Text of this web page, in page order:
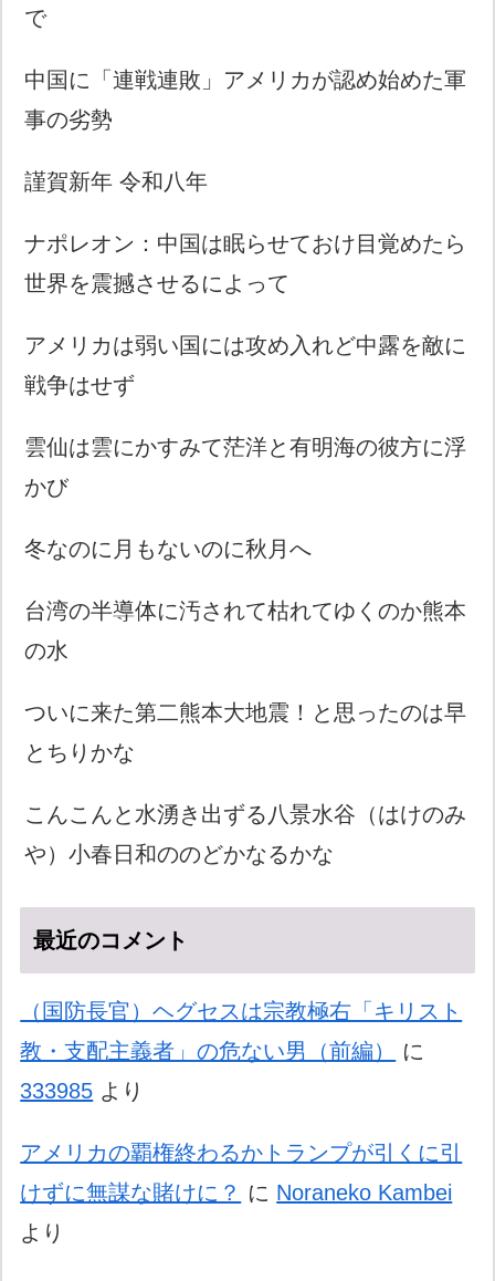
で
中国に「連戦連敗」アメリカが認め始めた軍
事の劣勢
謹賀新年 令和八年
ナポレオン：中国は眠らせておけ目覚めたら
世界を震撼させるによって
アメリカは弱い国には攻め入れど中露を敵に
戦争はせず
雲仙は雲にかすみて茫洋と有明海の彼方に浮
かび
冬なのに月もないのに秋月へ
台湾の半導体に汚されて枯れてゆくのか熊本
の水
ついに来た第二熊本大地震！と思ったのは早
とちりかな
こんこんと水湧き出ずる八景水谷（はけのみ
や）小春日和ののどかなるかな
最近のコメント
（国防長官）ヘグセスは宗教極右「キリスト
教・支配主義者」の危ない男（前編）
に
333985 より
アメリカの覇権終わるかトランプが引くに引
けずに無謀な賭けに？ に Noraneko Kambei
より